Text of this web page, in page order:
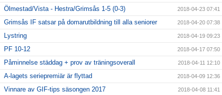
Ölmestad/Vista - Hestra/Grimsås 1-5 (0-3) 2018-04-23 07:41
Grimsås IF satsar på domarutbildning till alla seniorer 2018-04-20 07:38
Lystring 2018-04-19 09:23
PF 10-12 2018-04-17 07:50
Påminnelse städdag + prov av träningsoverall 2018-04-11 12:10
A-lagets seriepremiär är flyttad 2018-04-09 12:36
Vinnare av GIF-tips säsongen 2017 2018-04-08 11:41